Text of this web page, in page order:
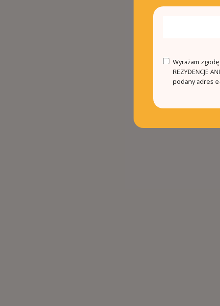
Wyrażam
REZYDENCJE
podany adres